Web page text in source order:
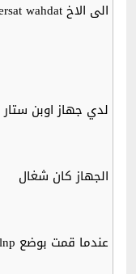
الى الاخ yassersat wahdat ضروري
لدي جهاز اوبن ستار gs-1690 القديم
الجهاز كان شغال
عندما قمت بوضع lnp الجهاز طفى نهائيا ولم يعمل